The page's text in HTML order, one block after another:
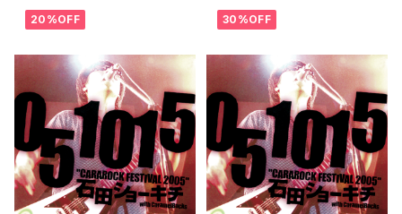
20%OFF 30%OFF